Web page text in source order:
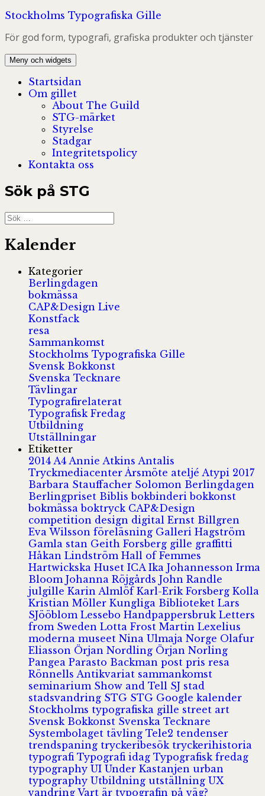
Hoppa
innehåll
Stockholms Typografiska Gille
För god form, typografi, grafiska produkter och tjänster
Meny och widgets
Startsidan
Om gillet
About The Guild
STG-märket
Styrelse
Stadgar
Integritetspolicy
Kontakta oss
Sök på STG
Sök
efter:
Kalender
Kategorier
Berlingdagen
bokmässa
CAP&Design Live
Konstfack
resa
Sammankomst
Stockholms Typografiska Gille
Svensk Bokkonst
Svenska Tecknare
Tävlingar
Typografirelaterat
Typografisk Fredag
Utbildning
Utställningar
Etiketter
2014 A4 Annie Atkins Antalis
Tryckmediacenter Årsmöte ateljé Atypi 2017
Barbara Stauffacher Solomon Berlingdagen
Berlingpriset Biblisbokbinderibokkonst
bokmässaboktryck CAP&Design
competition design digital Ernst Billgren
Eva Wilsson föreläsning Galleri Hagström
Gamla stan Geith Forsberg gille graffitti
Håkan Lindström Hall of Femmes
Hartwickska Huset ICA Ika Johannesson Irma
Bloom Johanna Röjgårds John Randle
julgille Karin Almlöf Karl-Erik Forsberg Kolla
Kristian Möller Kungliga Biblioteket Lars
SJööblom Lessebo Handpappersbruk Letters
from Sweden Lotta Frost Martin Lexelius
moderna museet Nina Ulmaja Norge Olafur
Eliasson Örjan Nordling Örjan Norling
Pangea Parasto Backman post pris resa
Rönnells Antikvariat sammankomst
seminarium Show and Tell SJ stad
stadsvandring STG STG Google kalender
Stockholms typografiska gille street art
Svensk Bokkonst Svenska Tecknare
Systembolaget tävling Tele2 tendenser
trendspaning tryckeribesök tryckerihistoria
typografi Typografi idag Typografisk fredag
typography UI Under Kastanjen urban
typography Utbildning utställning UX
vandring Vart är typografin på väg?